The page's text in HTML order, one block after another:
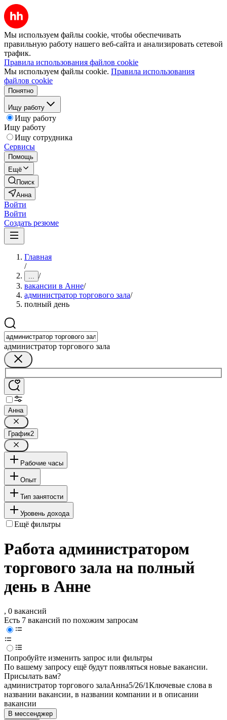
Мы используем файлы cookie, чтобы обеспечивать
правильную работу нашего веб-сайта и анализировать сетевой
трафик.
Правила использования файлов cookie
Мы используем файлы cookie. Правила использования
файлов cookie
Понятно
Ищу работу
Ищу работу
Ищу работу
Ищу сотрудника
Сервисы
Помощь
Ещё
Поиск
Анна
Войти
Войти
Создать резюме
Главная
/
... /
вакансии в Анне/
администратор торгового зала/
полный день
администратор торгового зала
Анна
График2
Рабочие часы
Опыт
Тип занятости
Уровень дохода
Ещё фильтры
Работа администратором
торгового зала на полный
день в Анне
, 0 вакансий
Есть 7 вакансий по похожим запросам
Попробуйте изменить запрос или фильтры
По вашему запросу ещё будут появляться новые вакансии.
Присылать вам?
администратор торгового залаАнна5/26/1Ключевые слова в
названии вакансии, в названии компании и в описании
вакансии
В мессенджер